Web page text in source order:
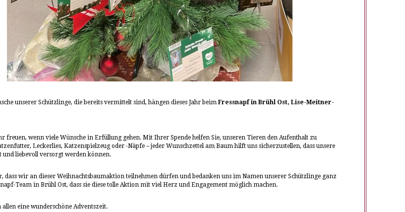
unserer Schützlinge, die bereits vermittelt sind, hängen dieses Jahr beimFressnapf in Brühl Ost, Lise-Meitner-
freuen, wenn viele Wünsche in Erfüllung gehen. Mit Ihrer Spende helfen Sie, unseren Tieren den Aufenthalt zu
Leckerlies, Katzenspielzeug oder -Näpfe – jeder Wunschzettel am Baum hilft uns sicherzustellen, dass unsere
und liebevoll versorgt werden können.
dass wir an dieser Weihnachtsbaumaktion teilnehmen dürfen und bedanken uns im Namen unserer Schützlinge ganz
Team in Brühl Ost, dass sie diese tolle Aktion mit viel Herz und Engagement möglich machen.
eine wunderschöne Adventszeit.